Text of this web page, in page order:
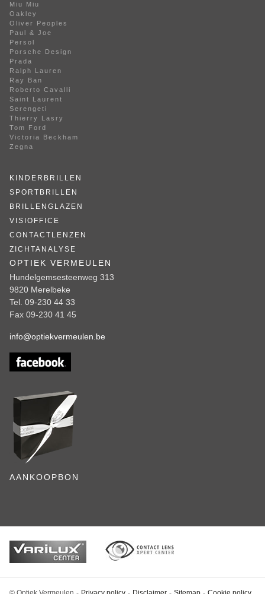
Miu Miu
Oakley
Oliver Peoples
Paul & Joe
Persol
Porsche Design
Prada
Ralph Lauren
Ray Ban
Roberto Cavalli
Saint Laurent
Serengeti
Thierry Lasry
Tom Ford
Victoria Beckham
Zegna
KINDERBRILLEN
SPORTBRILLEN
BRILLENGLAZEN
VISIOFFICE
CONTACTLENZEN
ZICHTANALYSE
OPTIEK VERMEULEN
Hundelgemsesteenweg 313
9820 Merelbeke
Tel. 09-230 44 33
Fax 09-230 41 45
info@optiekvermeulen.be
AANKOOPBON